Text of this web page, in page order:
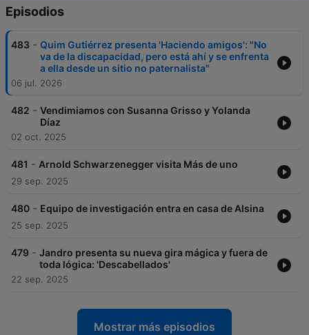
Episodios
483 - Quim Gutiérrez presenta 'Haciendo amigos': "No
va de la discapacidad, pero está ahí y se enfrenta
a ella desde un sitio no paternalista"
06 jul. 2026
482 - Vendimiamos con Susanna Grisso y Yolanda
Díaz
02 oct. 2025
481 - Arnold Schwarzenegger visita Más de uno
29 sep. 2025
480 - Equipo de investigación entra en casa de Alsina
25 sep. 2025
479 - Jandro presenta su nueva gira mágica y fuera de
toda lógica: 'Descabellados'
22 sep. 2025
Mostrar más episodios